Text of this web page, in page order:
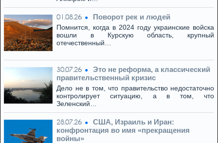
01.08.26 Поворот рек и людей
Помнится, когда в 2024 году украинские войска
вошли в Курскую область, крупный
отечественный…
30.07.26
Это не реформа, а классический
правительственный кризис
Дело не в том, что правительство недостаточно
контролирует ситуацию, а в том, что
Зеленский…
28.07.26
США, Израиль и Иран:
конфронтация во имя «прекращения
войны»